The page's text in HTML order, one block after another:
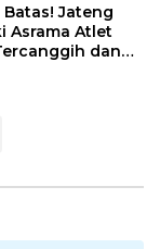
Jateng
Asrama Atlet
dan